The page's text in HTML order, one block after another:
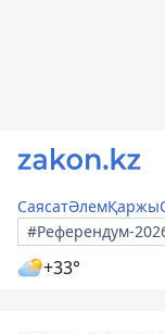
СаясатӘлемҚаржы
#Референдум-
+33°